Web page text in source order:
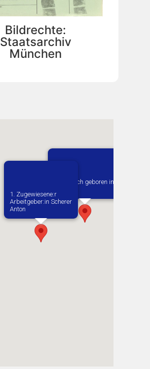
Bildrechte:
Staatsarchiv
München
Vermutlich geboren in
1. Zugewiesene:r
Arbeitgeber:in​ Scherer
Anton